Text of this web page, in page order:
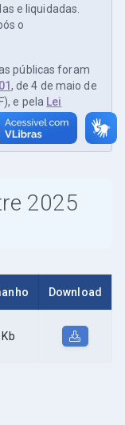
e liquidadas.
o
públicas foram
, de 4 de maio de
e pela Lei
2025
Download